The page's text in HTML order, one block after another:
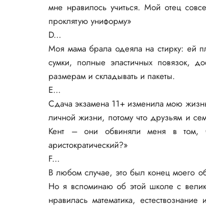
мне нравилось учиться. Мой отец
проклятую униформу»
D...
Моя мама брала одеяла на стирку: ей
сумки, полные эластичных повязок,
размерам и складывать и пакеты.
Е...
Сдача экзамена 11+ изменила мою
личной жизни, потому что друзьям и
Кент – они обвиняли меня в том,
аристократический?»
F...
В любом случае, это был конец моего
Но я вспоминаю об этой школе с
нравилась математика,